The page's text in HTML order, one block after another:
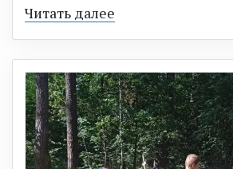
Читать далее